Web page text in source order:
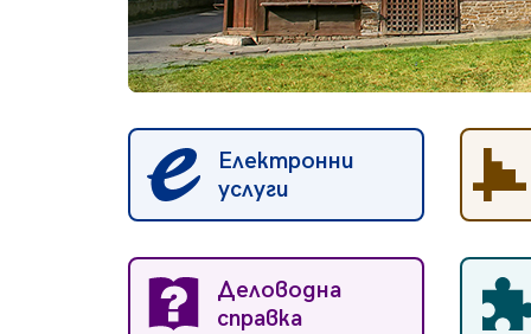
Електронни
услуги
Деловодна
справка